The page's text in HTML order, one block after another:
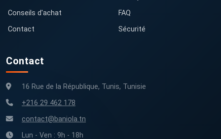
Conseils d'achat
Contact
FAQ
Sécurité
Contact
16 Rue de la République, Tunis, Tunisie
+216 29 462 178
contact@baniola.tn
Lun - Ven : 9h - 18h